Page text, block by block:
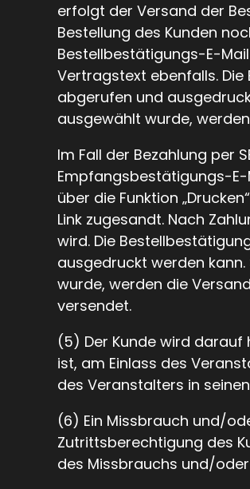
erfolgt der Versand der
Bestellung des Kunden
Bestellbestätigungs-E-
Vertragstext ebenfalls.
abgerufen und
ausgewählt wurde,
Im Fall der Bezahlung per
Empfangsbestätigungs-E-
über die Funktion
Link zugesandt. Nach
wird. Die
ausgedruckt werden
wurde, werden die
versendet.
(5) Der Kunde wird
ist, am Einlass des
des Veranstalters in
(6) Ein Missbrauch und/
Zutrittsberechtigung des
des Missbrauchs und/